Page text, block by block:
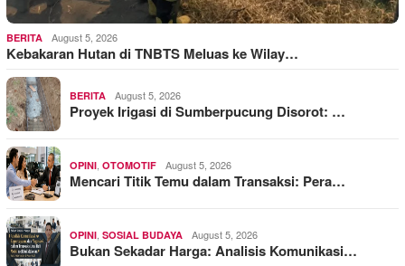
BERITA August 5, 2026
Kebakaran Hutan di TNBTS Meluas ke Wilay…
BERITA August 5, 2026
Proyek Irigasi di Sumberpucung Disorot: …
OPINI OTOMOTIF August 5, 2026
Mencari Titik Temu dalam Transaksi: Pera…
OPINI SOSIAL BUDAYA August 5, 2026
Bukan Sekadar Harga: Analisis Komunikasi…